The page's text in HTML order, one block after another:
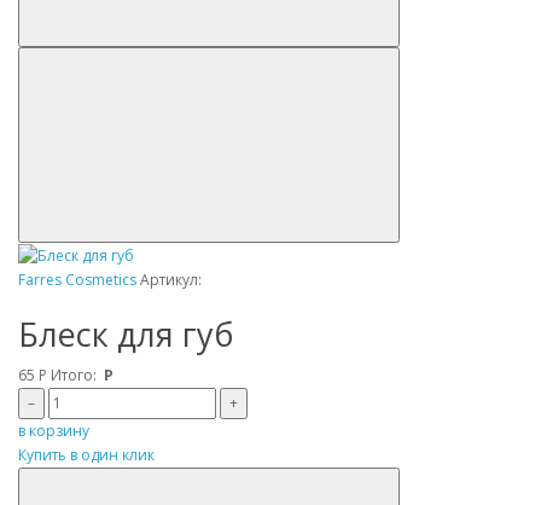
Farres CosmeticsАртикул:
Блеск для губ
65 Р Итого: Р
–
+
в корзину
Купить в один клик